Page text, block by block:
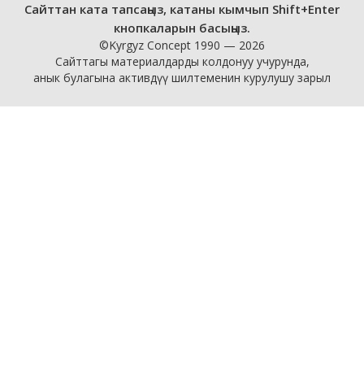
Сайттан ката тапсаңыз, катаны кымчып Shift+Enter
кнопкаларын басыңыз.
©Kyrgyz Concept 1990 — 2026
Сайттагы материалдарды колдонуу учурунда,
анык булагына активдүү шилтеменин курулушу зарыл